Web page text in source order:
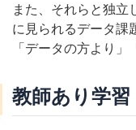
また、それらと独立
に見られるデータ課
「データの方より」
教師あり学習